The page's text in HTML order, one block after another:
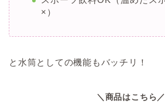
×）
と水筒としての機能もバッチリ！
＼商品はこちら／